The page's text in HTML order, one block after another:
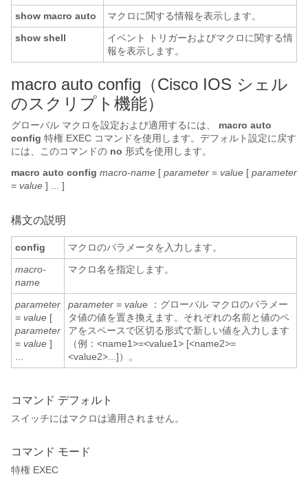
show macro auto
マクロに関する情報を表示します。
show shell
イベント トリガーおよびマクロに関する情
報を表示します。
macro auto config（Cisco IOS シェル
のスクリプト機能）
グローバル マクロを設定および適用するには、
macro auto
config 特権 EXEC コマンドを使用します。デフォルト設定に戻す
には、このコマンドの no 形式を使用します。
macro auto config macro-name [ parameter = value [ parameter
= value ] ... ]
構文の説明
config
マクロのパラメータを入力します。
macro-
name
マクロ名を指定します。
parameter
= value [
parameter
= value ]
parameter = value ：グローバル マクロのパラメー
タ値の値を置き換えます。それぞれの名前と値のペ
アをスペースで区切る形式で新しい値を入力します
（例：<name1>=<value1> [<name2>=
<value2>...]）。
コマンド デフォルト
スイッチにはマクロは適用されません。
コマンド モード
特権 EXEC